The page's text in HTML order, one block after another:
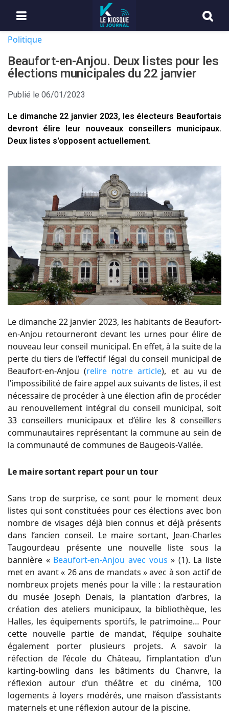
Politique
Beaufort-en-Anjou. Deux listes pour les
élections municipales du 22 janvier
Publié le 06/01/2023
Le dimanche 22 janvier 2023, les électeurs Beaufortais
devront élire leur nouveaux conseillers municipaux.
Deux listes s'opposent actuellement.
Le dimanche 22 janvier 2023, les habitants de Beaufort-
en-Anjou retourneront devant les urnes pour élire de
nouveau leur conseil municipal. En effet, à la suite de la
perte du tiers de l’effectif légal du conseil municipal de
Beaufort-en-Anjou (relire notre article), et au vu de
l’impossibilité de faire appel aux suivants de listes, il est
nécessaire de procéder à une élection afin de procéder
au renouvellement intégral du conseil municipal, soit
33 conseillers municipaux et d’élire les 8 conseillers
communautaires représentant la commune au sein de
la communauté de communes de Baugeois-Vallée.
Le maire sortant repart pour un tour
Sans trop de surprise, ce sont pour le moment deux
listes qui sont constituées pour ces élections avec bon
nombre de visages déjà bien connus et déjà présents
dans l’ancien conseil. Le maire sortant, Jean-Charles
Taugourdeau présente une nouvelle liste sous la
bannière « Beaufort-en-Anjou avec vous » (1). La liste
met en avant « 26 ans de mandats » avec à son actif de
nombreux projets menés pour la ville : la restauration
du musée Joseph Denais, la plantation d’arbres, la
création des ateliers municipaux, la bibliothèque, les
Halles, les équipements sportifs, le patrimoine… Pour
cette nouvelle partie de mandat, l’équipe souhaite
également porter plusieurs projets. A savoir la
réfection de l’école du Château, l’implantation d’un
karting-bowling dans les bâtiments du Chanvre, la
réflexion autour d’un théâtre et du cinéma, 100
logements à loyers modérés, une maison d’assistants
maternels et une réflexion autour de la piscine.